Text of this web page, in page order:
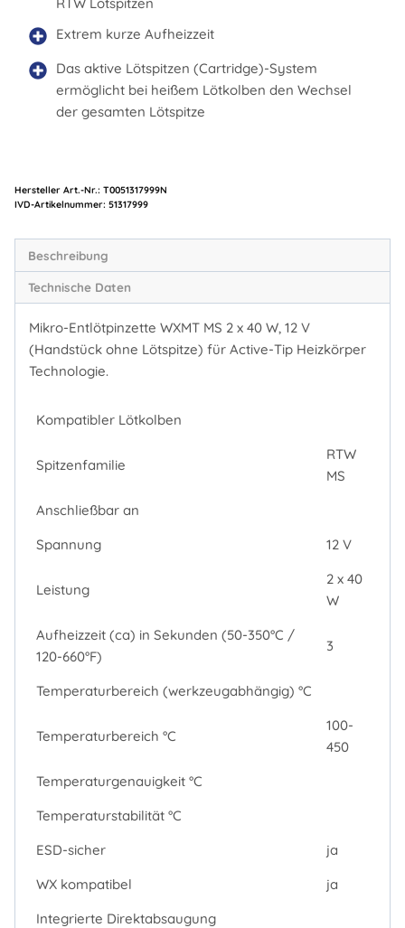
Extrem kurze Aufheizzeit
Das aktive Lötspitzen (Cartridge)-System
ermöglicht bei heißem Lötkolben den Wechsel
der gesamten Lötspitze
Hersteller Art.-Nr.: T0051317999N
Artikelnummer: 51317999
Beschreibung
Technische Daten
Mikro-Entlötpinzette WXMT MS 2 x 40 W, 12 V
(Handstück ohne Lötspitze) für Active-Tip Heizkörper
Technologie.
Kompatibler Lötkolben
Spitzenfamilie
RTW
MS
Anschließbar an
Spannung
12 V
Leistung
2 x 40
W
Aufheizzeit (ca) in Sekunden (50-350°C /
120-660°F)
3
Temperaturbereich (werkzeugabhängig) °C
Temperaturbereich °C
100-
450
Temperaturgenauigkeit °C
Temperaturstabilität °C
ESD-sicher
ja
WX kompatibel
ja
Integrierte Direktabsaugung